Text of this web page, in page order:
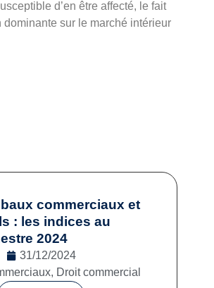
d’en être affecté, le fait
sur le marché intérieur
commerciaux et
: les indices au
2024
31/12/2024
, Droit commercial